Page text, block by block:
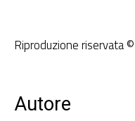
Riproduzione riservata ©
Autore